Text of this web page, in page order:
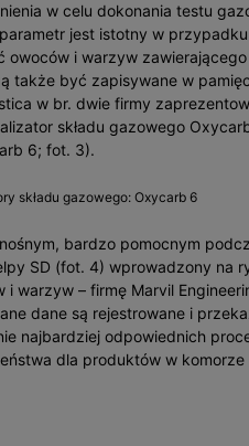
w celu dokonania testu
parametr jest istotny w
owoców i warzyw
także być zapisywane w
w br. dwie firmy
składu gazowego
6; fot. 3).
składu gazowego: Oxycarb 6
bardzo pomocnym
SD (fot. 4) wprowadzony na
warzyw – firmę Marvil
dane są rejestrowane i
najbardziej odpowiednich
dla produktów w